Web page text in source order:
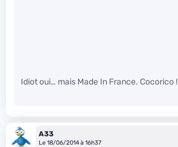
Idiot oui… mais Made In France. Cocorico !
A33
Le 18/06/2014 à 16h37